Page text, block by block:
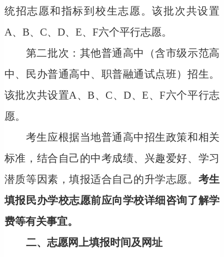
统招志愿和指标到校生志愿。该批次共设置
A、B、C、D、E、F六个平行志愿。
第二批次： 其他普通高中（含市级示范高
中、民办普通高中、职普融通试点班）招生。
该批次共设置A、B、C、D、E、F六个平行志
愿。
考生应根据当地普通高中招生政策和相关
标准，结合自己的中考成绩、兴趣爱好、学习
潜质等因素，填报适合自己的升学志愿。 考生
填报民办学校志愿前应向学校详细咨询了解学
费等有关事宜。
二、志愿网上填报时间及网址